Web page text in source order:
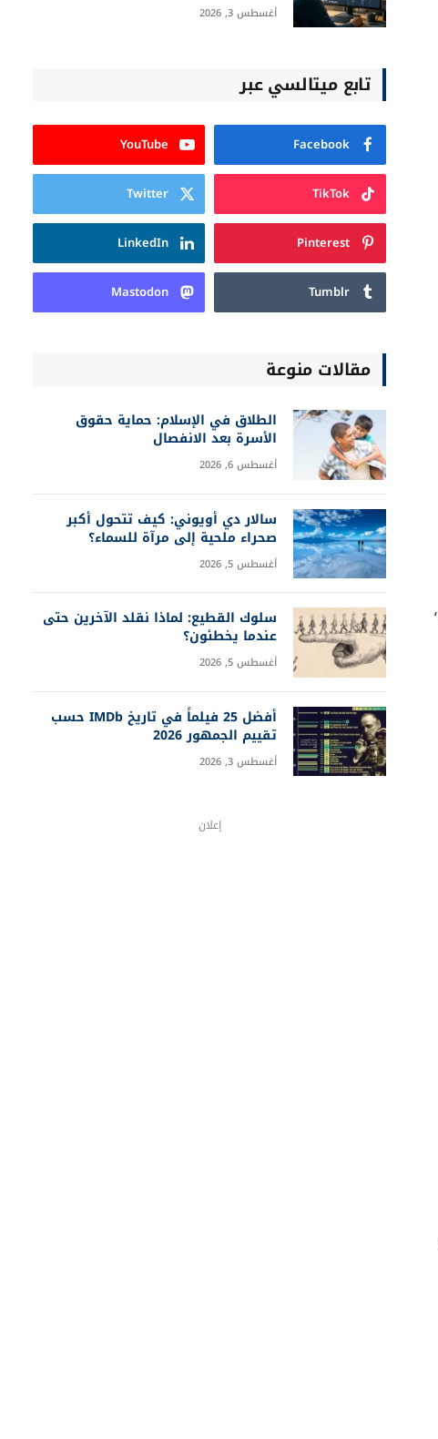
،
أغسطس 3, 2026
تابع ميتالسي عبر
Facebook
YouTube
TikTok
Twitter
Pinterest
LinkedIn
Tumblr
Mastodon
مقالات منوعة
الطلاق في الإسلام: حماية حقوق
الأسرة بعد الانفصال
أغسطس 6, 2026
سالار دي أويوني: كيف تتحول أكبر
صحراء ملحية إلى مرآة للسماء؟
أغسطس 5, 2026
سلوك القطيع: لماذا نقلد الآخرين حتى
عندما يخطئون؟
أغسطس 5, 2026
أفضل 25 فيلماً في تاريخ IMDb حسب
تقييم الجمهور 2026
أغسطس 3, 2026
إعلان